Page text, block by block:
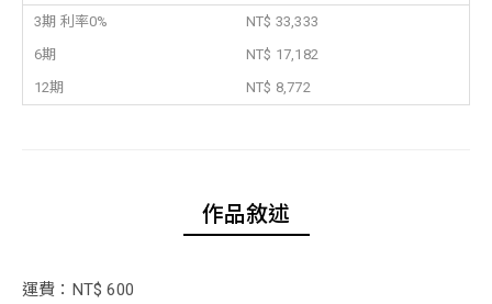
3期 利率0%
NT$ 33,333
6期
NT$ 17,182
12期
NT$ 8,772
作品敘述
運費：NT$ 600